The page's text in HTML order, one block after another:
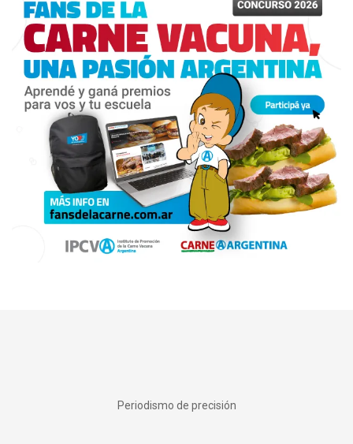
Periodismo de precisión